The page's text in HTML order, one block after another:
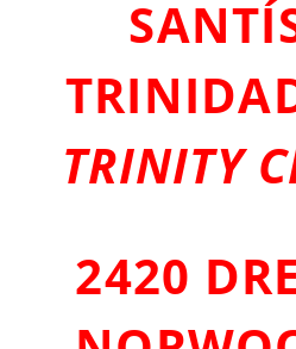
TRINITY
2420